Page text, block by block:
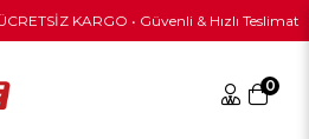
KARGO • Güvenli & Hızlı Teslimat
0